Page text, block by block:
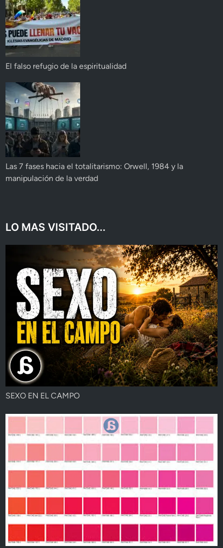
El falso refugio de la espiritualidad
Las 7 fases hacia el totalitarismo: Orwell, 1984 y la
manipulación de la verdad
LO MAS VISITADO...
SEXO EN EL CAMPO